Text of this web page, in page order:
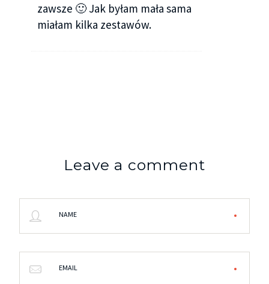
zawsze 🙂 Jak byłam mała sama
miałam kilka zestawów.
Leave a comment
NAME
EMAIL